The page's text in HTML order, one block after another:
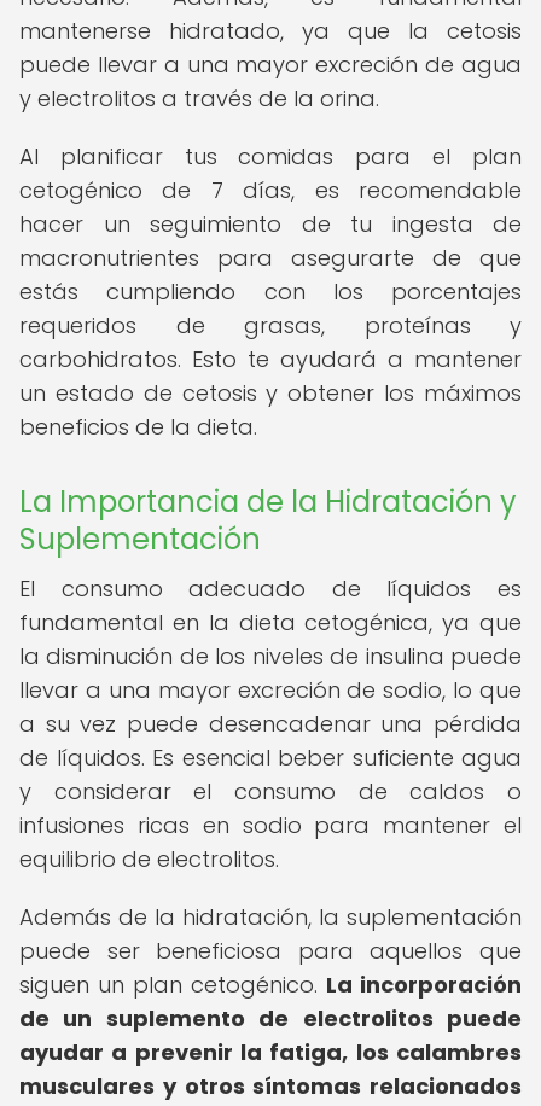
mantenerse hidratado, ya que la cetosis
puede llevar a una mayor excreción de agua
y electrolitos a través de la orina.
Al planificar tus comidas para el plan
cetogénico de 7 días, es recomendable
hacer un seguimiento de tu ingesta de
macronutrientes para asegurarte de que
estás cumpliendo con los porcentajes
requeridos de grasas, proteínas y
carbohidratos. Esto te ayudará a mantener
un estado de cetosis y obtener los máximos
beneficios de la dieta.
La Importancia de la Hidratación y
Suplementación
El consumo adecuado de líquidos es
fundamental en la dieta cetogénica, ya que
la disminución de los niveles de insulina puede
llevar a una mayor excreción de sodio, lo que
a su vez puede desencadenar una pérdida
de líquidos. Es esencial beber suficiente agua
y considerar el consumo de caldos o
infusiones ricas en sodio para mantener el
equilibrio de electrolitos.
Además de la hidratación, la suplementación
puede ser beneficiosa para aquellos que
siguen un plan cetogénico. La incorporación
de un suplemento de electrolitos puede
ayudar a prevenir la fatiga, los calambres
musculares y otros síntomas relacionados